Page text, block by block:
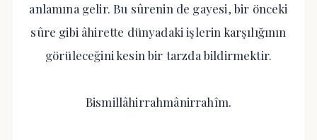
anlamına gelir. Bu sûrenin de gayesi, bir önceki
sûre gibi âhirette dünyadaki işlerin karşılığının
görüleceğini kesin bir tarzda bildirmektir.
Bismillâhirrahmânirrahîm.